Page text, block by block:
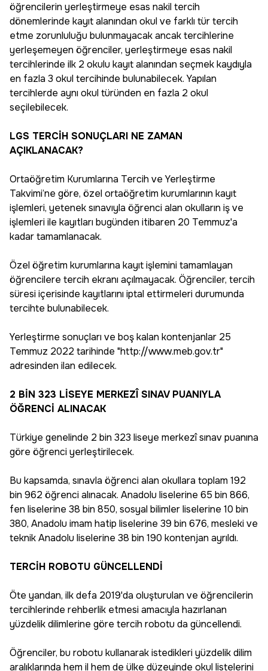
öğrencilerin yerleştirmeye esas nakil tercih
dönemlerinde kayıt alanından okul ve farklı tür tercih
etme zorunluluğu bulunmayacak ancak tercihlerine
yerleşemeyen öğrenciler, yerleştirmeye esas nakil
tercihlerinde ilk 2 okulu kayıt alanından seçmek kaydıyla
en fazla 3 okul tercihinde bulunabilecek. Yapılan
tercihlerde aynı okul türünden en fazla 2 okul
seçilebilecek.
LGS TERCİH SONUÇLARI NE ZAMAN
AÇIKLANACAK?
Ortaöğretim Kurumlarına Tercih ve Yerleştirme
Takvimi’ne göre, özel ortaöğretim kurumlarının kayıt
işlemleri, yetenek sınavıyla öğrenci alan okulların iş ve
işlemleri ile kayıtları bugünden itibaren 20 Temmuz'a
kadar tamamlanacak.
Özel öğretim kurumlarına kayıt işlemini tamamlayan
öğrencilere tercih ekranı açılmayacak. Öğrenciler, tercih
süresi içerisinde kayıtlarını iptal ettirmeleri durumunda
tercihte bulunabilecek.
Yerleştirme sonuçları ve boş kalan kontenjanlar 25
Temmuz 2022 tarihinde "http://www.meb.gov.tr"
adresinden ilan edilecek.
2 BİN 323 LİSEYE MERKEZÎ SINAV PUANIYLA
ÖĞRENCİ ALINACAK
Türkiye genelinde 2 bin 323 liseye merkezî sınav puanına
göre öğrenci yerleştirilecek.
Bu kapsamda, sınavla öğrenci alan okullara toplam 192
bin 962 öğrenci alınacak. Anadolu liselerine 65 bin 866,
fen liselerine 38 bin 850, sosyal bilimler liselerine 10 bin
380, Anadolu imam hatip liselerine 39 bin 676, mesleki ve
teknik Anadolu liselerine 38 bin 190 kontenjan ayrıldı.
TERCİH ROBOTU GÜNCELLENDİ
Öte yandan, ilk defa 2019'da oluşturulan ve öğrencilerin
tercihlerinde rehberlik etmesi amacıyla hazırlanan
yüzdelik dilimlerine göre tercih robotu da güncellendi.
Öğrenciler, bu robotu kullanarak istedikleri yüzdelik dilim
aralıklarında hem il hem de ülke düzeyinde okul listelerini